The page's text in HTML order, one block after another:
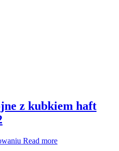
z kubkiem haft
Read more